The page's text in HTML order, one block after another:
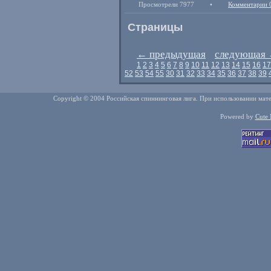
Просмотрели 7977 • Комментарии
Страницы
← предыдущая следующая
1 2 3 4 5 6 7 8 9 10 11 12 13 14 15 16 17
52 53 54 55 30 31 32 33 34 35 36 37 38 39
Copyright © 2004 Российская спиннинговая лига. При использовании
Powered by Cute